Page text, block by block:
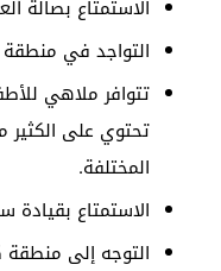
الاستمتاع بصالة
التواجد في منطقة
تحتوي على الكثير
المختلفة.
الاستمتاع بقيادة
التوجه إلى